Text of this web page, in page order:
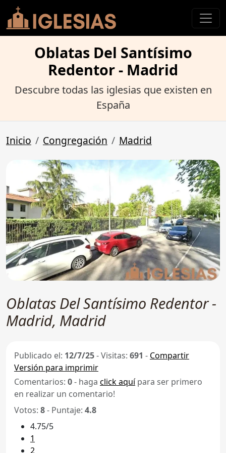
Oblatas Del Santísimo
Redentor - Madrid
Descubre todas las iglesias que existen en
España
Inicio Congregación Madrid
Oblatas Del Santísimo Redentor -
Madrid, Madrid
Publicado el: 12/7/25-Visitas: 691 - Compartir
Versión para imprimir
Comentarios: 0- haga click aquípara ser primero
en realizar un comentario!
Votos: 8- Puntaje: 4.8
4.75/5
1
2